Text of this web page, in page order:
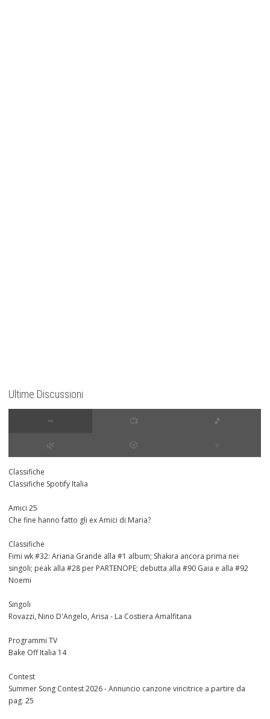
Ultime Discussioni
∞ 📺 🎵
🌿 🎲 ⭐️
Classifiche
Classifiche Spotify Italia
Amici 25
Che fine hanno fatto gli ex Amici di Maria?
Classifiche
Fimi wk #32: Ariana Grande alla #1 album; Shakira ancora prima nei
singoli; peak alla #28 per PARTENOPE; debutta alla #90 Gaia e alla #92
Noemi
Singoli
Rovazzi, Nino D'Angelo, Arisa - La Costiera Amalfitana
Programmi TV
Bake Off Italia 14
Contest
Summer Song Contest 2026 - Annuncio canzone vincitrice a partire da
pag. 25